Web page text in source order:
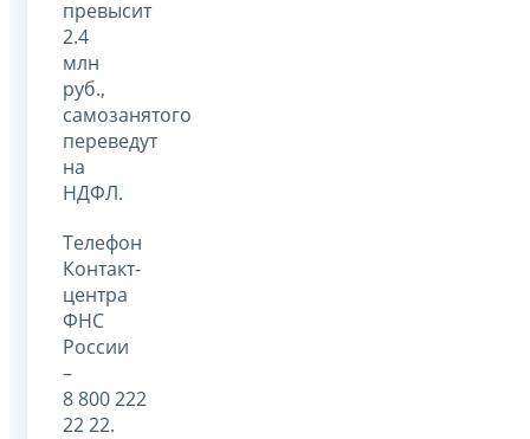
превысит
2.4
млн
руб.,
самозанятого
переведут
на
НДФЛ.
Телефон
Контакт-
центра
ФНС
России
–
8 800 222
22 22.